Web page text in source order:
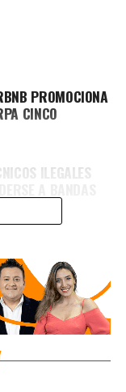
PROMOCIONA
CINCO
ILEGALES